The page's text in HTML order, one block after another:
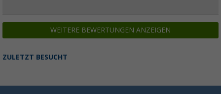
WEITERE BEWERTUNGEN ANZEIGEN
ZULETZT BESUCHT